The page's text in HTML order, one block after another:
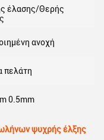
έλασης/Θερής
ανοχή
πελάτη
0.5mm
ψυχρής έλξης